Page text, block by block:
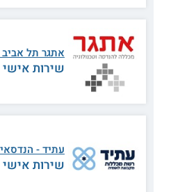
ברובוטיקה ובבקרת
מכטרוניקה: מסלול
מכטרוניקה
על מערכות מבוקרות
אתגר תל
שירות אישי
עתיד -
שירות אישי